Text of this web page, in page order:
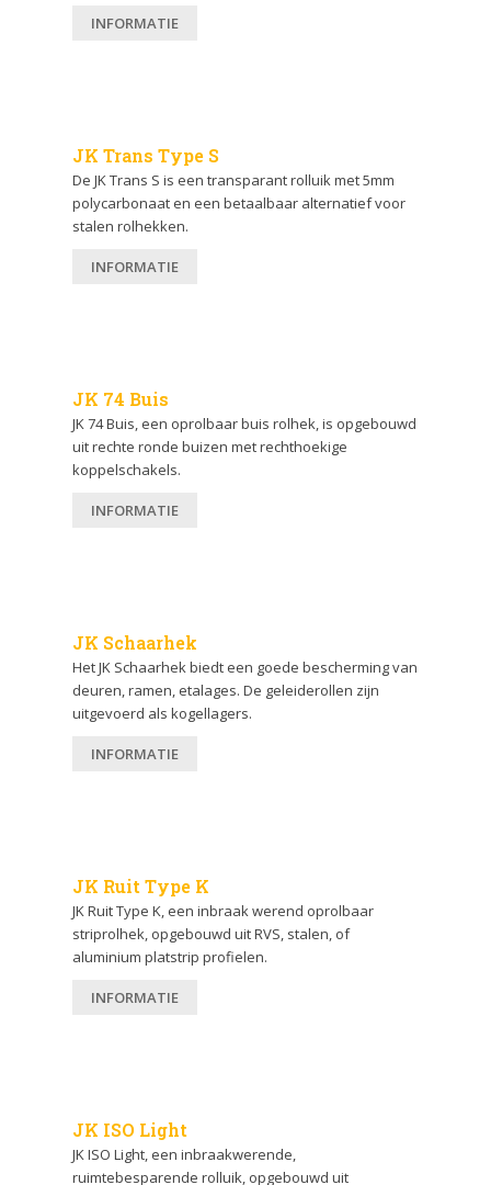
INFORMATIE
JK Trans Type S
De JK Trans S is een transparant rolluik met 5mm
polycarbonaat en een betaalbaar alternatief voor
stalen rolhekken.
INFORMATIE
JK 74 Buis
JK 74 Buis, een oprolbaar buis rolhek, is opgebouwd
uit rechte ronde buizen met rechthoekige
koppelschakels.
INFORMATIE
JK Schaarhek
Het JK Schaarhek biedt een goede bescherming van
deuren, ramen, etalages. De geleiderollen zijn
uitgevoerd als kogellagers.
INFORMATIE
JK Ruit Type K
JK Ruit Type K, een inbraak werend oprolbaar
striprolhek, opgebouwd uit RVS, stalen, of
aluminium platstrip profielen.
INFORMATIE
JK ISO Light
JK ISO Light, een inbraakwerende,
ruimtebesparende rolluik, opgebouwd uit